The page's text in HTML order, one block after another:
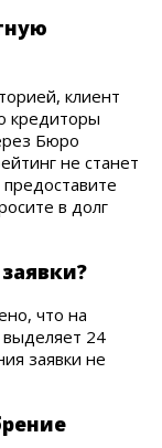
клиент
кредиторы
Бюро
не станет
в долг
что на
24
заявки не